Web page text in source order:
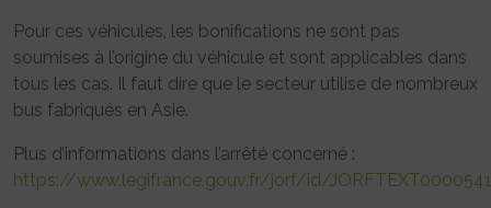
Pour ces véhicules, les bonifications ne sont pas
soumises à l’origine du véhicule et sont applicables dans
tous les cas. Il faut dire que le secteur utilise de nombreux
bus fabriqués en Asie.
Plus d’informations dans l’arrêté concerné :
https://www.legifrance.gouv.fr/jorf/id/